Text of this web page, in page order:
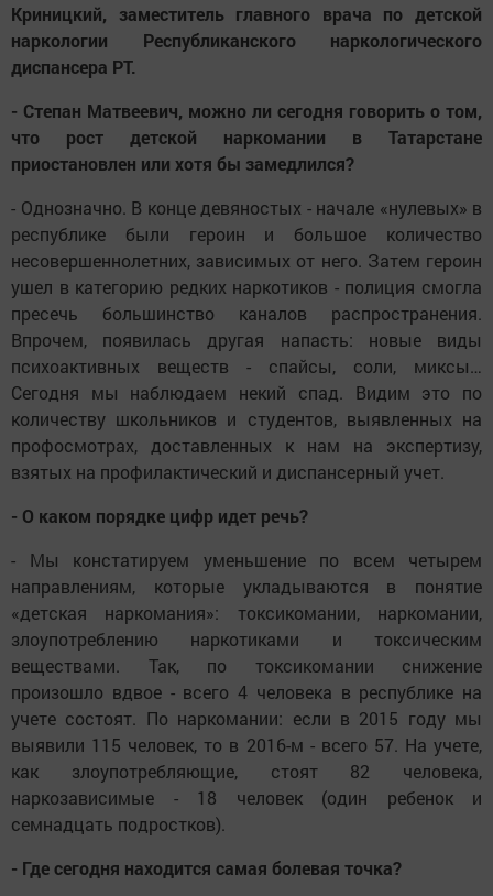
Криницкий, заместитель главного врача по детской
наркологии Республиканского наркологического
диспансера РТ.
- Степан Матвеевич, можно ли сегодня говорить о том,
что рост детской наркомании в Татарстане
приостановлен или хотя бы замедлился?
- Однозначно. В конце девяностых - начале «нулевых» в
республике были героин и большое количество
несовершеннолетних, зависимых от него. Затем героин
ушел в категорию редких наркотиков - полиция смогла
пресечь большинство каналов распространения.
Впрочем, появилась другая напасть: новые виды
психоактивных веществ - спайсы, соли, миксы…
Сегодня мы наблюдаем некий спад. Видим это по
количеству школьников и студентов, выявленных на
профосмотрах, доставленных к нам на экспертизу,
взятых на профилактический и диспансерный учет.
- О каком порядке цифр идет речь?
- Мы констатируем уменьшение по всем четырем
направлениям, которые укладываются в понятие
«детская наркомания»: токсикомании, наркомании,
злоупотреблению наркотиками и токсическим
веществами. Так, по токсикомании снижение
произошло вдвое - всего 4 человека в республике на
учете состоят. По наркомании: если в 2015 году мы
выявили 115 человек, то в 2016-м - всего 57. На учете,
как злоупотребляющие, стоят 82 человека,
наркозависимые - 18 человек (один ребенок и
семнадцать подростков).
- Где сегодня находится самая болевая точка?